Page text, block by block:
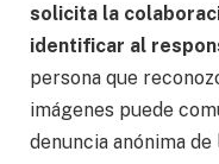
solicita la
identificar al
persona que
imágenes puede
denuncia anónima de